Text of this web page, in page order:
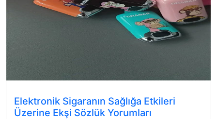
Elektronik Sigaranın Sağlığa Etkileri
Üzerine Ekşi Sözlük Yorumları